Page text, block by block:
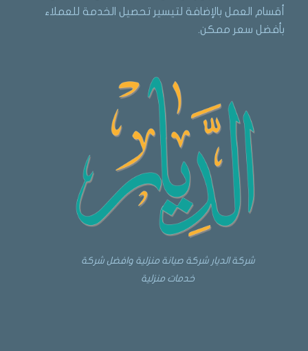
أقسام العمل بالإضافة لتيسير تحصيل الخدمة للعملاء
بأفضل سعر ممكن.
شركة الديار شركة صيانة منزلية وافضل شركة
خدمات منزلية